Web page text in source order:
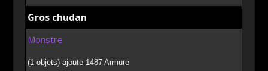
Gros chudan
Monstre
(1 objets) ajoute 1487 Armure